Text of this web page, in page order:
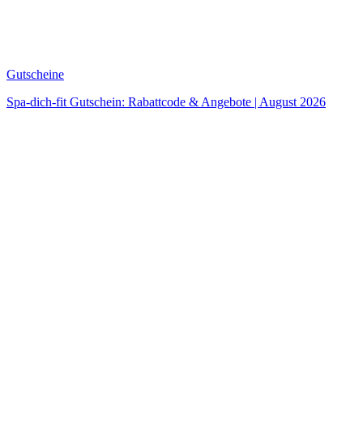
Gutscheine
Spa-dich-fit Gutschein: Rabattcode & Angebote | August 2026